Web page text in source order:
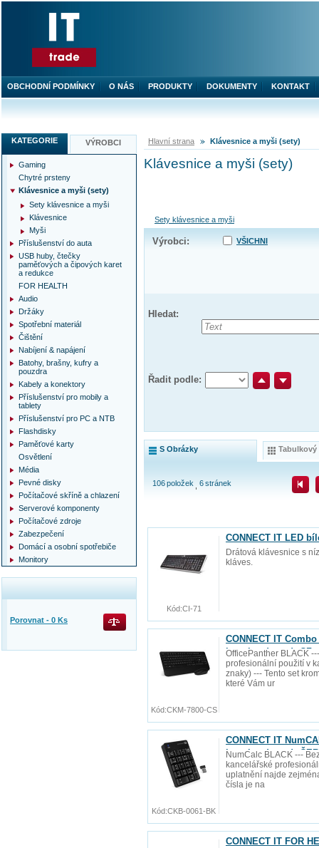
Hlavní strana Klávesnice a myši (sety)
Klávesnice a myši (sety)
Sety klávesnice a myši
Výrobci: VŠICHNI
Hledat:
Řadit podle:
S Obrázky Tabulkový
106položek 6stránek
CONNECT IT LED
Drátová klávesnice s
kláves.
Kód:CI-71
CONNECT IT
baterie zdarma), CZ
OfficePanther BLACK
profesionální použití v
znaky) --- Tento set
které Vám ur
Kód:CKM-7800-CS
CONNECT IT
baterie zdarma),
NumCalc BLACK ---
kancelářské
uplatnění najde
čísla je na
Kód:CKB-0061-BK
CONNECT IT FOR
KATEGORIE VÝROBCI
Gaming
Chytré prsteny
Klávesnice a myši (sety)
Sety klávesnice a myši
Klávesnice
Myši
Příslušenství do auta
USB huby, čtečky
paměťových a čipových karet
a redukce
FOR HEALTH
Audio
Držáky
Spotřební materiál
Čištění
Nabíjení & napájení
Batohy, brašny, kufry a
pouzdra
Kabely a konektory
Příslušenství pro mobily a
tablety
Příslušenství pro PC a NTB
Flashdisky
Paměťové karty
Osvětlení
Média
Pevné disky
Počítačové skříně a chlazení
Serverové komponenty
Počítačové zdroje
Zabezpečení
Domácí a osobní spotřebiče
Monitory
Porovnat - 0 Ks
OBCHODNÍ PODMÍNKY O NÁS PRODUKTY DOKUMENTY KONTAKT